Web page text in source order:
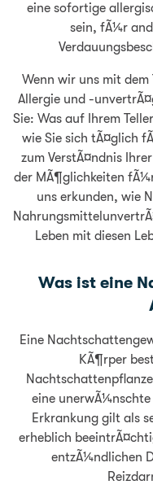
eine sofortige
sein, fÃ¼r
Wenn wir uns mit
Allergie und -
Sie: Was auf Ihrem
wie Sie sich tÃ¤glich
zum VerstÃ¤ndnis
der MÃ¶glichkeiten
uns erkunden, wie
Leben mit diesen
Was ist eine
Eine
KÃ¶rper
eine
Erkrankung gilt als
erheblich
entzÃ¼ndlichen